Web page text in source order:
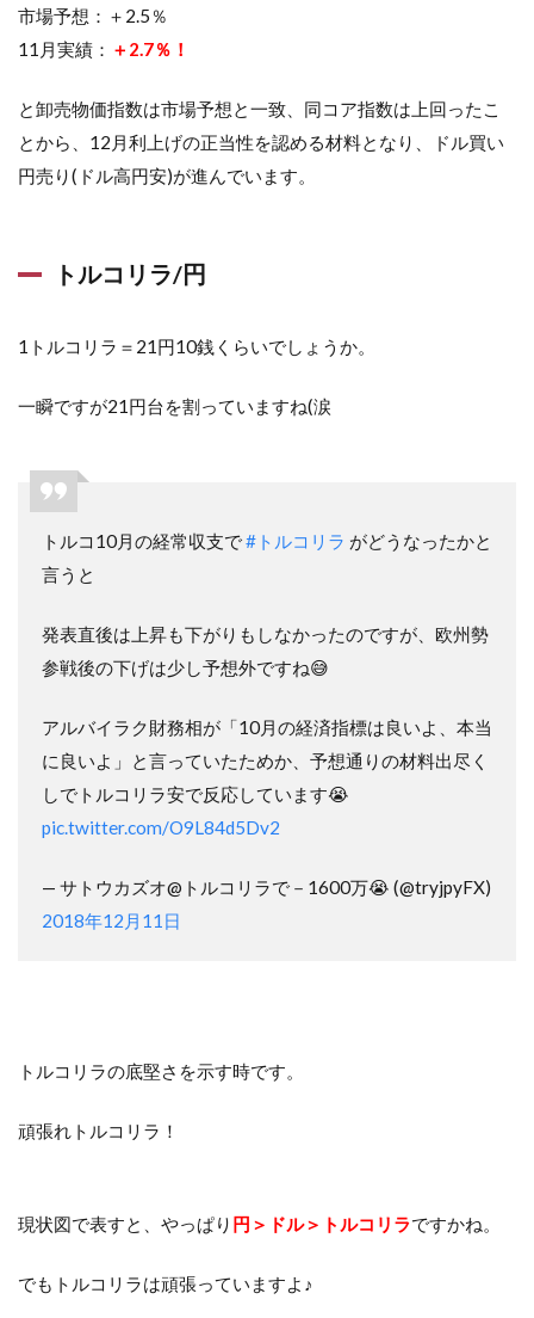
市場予想：＋2.5％
11月実績： ＋2.7％！
と卸売物価指数は市場予想と一致、同コア指数は上回ったこ
とから、12月利上げの正当性を認める材料となり、ドル買い
円売り(ドル高円安)が進んでいます。
トルコリラ/円
1トルコリラ＝21円10銭くらいでしょうか。
一瞬ですが21円台を割っていますね(涙
トルコ10月の経常収支で#トルコリラ がどうなったかと
言うと
発表直後は上昇も下がりもしなかったのですが、欧州勢
参戦後の下げは少し予想外ですね😅
アルバイラク財務相が「10月の経済指標は良いよ、本当
に良いよ」と言っていたためか、予想通りの材料出尽く
しでトルコリラ安で反応しています😭
pic.twitter.com/O9L84d5Dv2
— サトウカズオ@トルコリラで－1600万😭 (@tryjpyFX)
2018年12月11日
トルコリラの底堅さを示す時です。
頑張れトルコリラ！
現状図で表すと、やっぱり 円＞ドル＞トルコリラですかね。
でもトルコリラは頑張っていますよ♪